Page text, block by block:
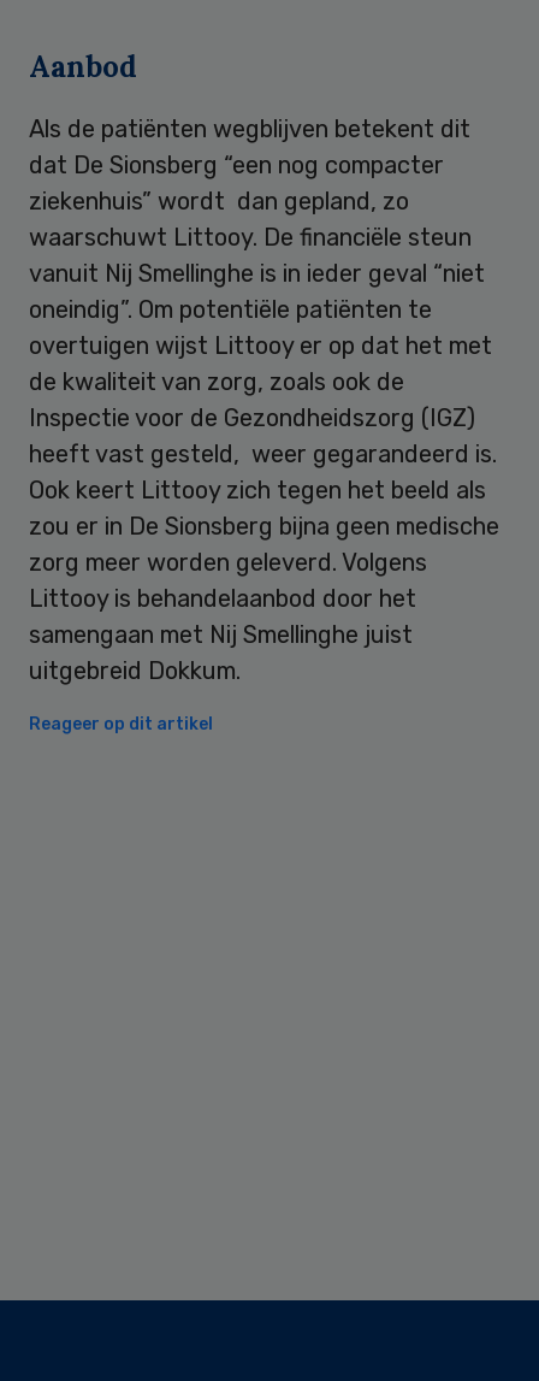
Aanbod
Als de patiënten wegblijven betekent dit
dat De Sionsberg “een nog compacter
ziekenhuis” wordt dan gepland, zo
waarschuwt Littooy. De financiële steun
vanuit Nij Smellinghe is in ieder geval “niet
oneindig”. Om potentiële patiënten te
overtuigen wijst Littooy er op dat het met
de kwaliteit van zorg, zoals ook de
Inspectie voor de Gezondheidszorg (IGZ)
heeft vast gesteld, weer gegarandeerd is.
Ook keert Littooy zich tegen het beeld als
zou er in De Sionsberg bijna geen medische
zorg meer worden geleverd. Volgens
Littooy is behandelaanbod door het
samengaan met Nij Smellinghe juist
uitgebreid Dokkum.
Reageer op dit artikel